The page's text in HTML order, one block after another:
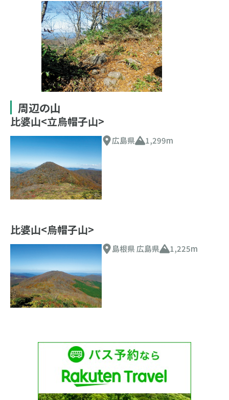
周辺の山
比婆山<立烏帽子山>
広島県 1,299m
比婆山<烏帽子山>
島根県 広島県 1,225m